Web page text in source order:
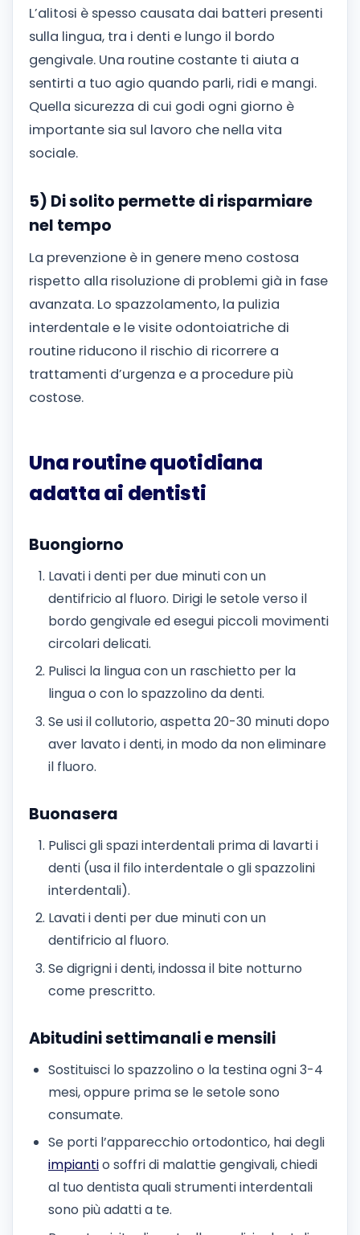
L’alitosi è spesso causata dai batteri presenti
sulla lingua, tra i denti e lungo il bordo
gengivale. Una routine costante ti aiuta a
sentirti a tuo agio quando parli, ridi e mangi.
Quella sicurezza di cui godi ogni giorno è
importante sia sul lavoro che nella vita
sociale.
5) Di solito permette di risparmiare
nel tempo
La prevenzione è in genere meno costosa
rispetto alla risoluzione di problemi già in fase
avanzata. Lo spazzolamento, la pulizia
interdentale e le visite odontoiatriche di
routine riducono il rischio di ricorrere a
trattamenti d’urgenza e a procedure più
costose.
Una routine quotidiana
adatta ai dentisti
Buongiorno
Lavati i denti per due minuti con un
dentifricio al fluoro. Dirigi le setole verso il
bordo gengivale ed esegui piccoli movimenti
circolari delicati.
Pulisci la lingua con un raschietto per la
lingua o con lo spazzolino da denti.
Se usi il collutorio, aspetta 20-30 minuti dopo
aver lavato i denti, in modo da non eliminare
il fluoro.
Buonasera
Pulisci gli spazi interdentali prima di lavarti i
denti (usa il filo interdentale o gli spazzolini
interdentali).
Lavati i denti per due minuti con un
dentifricio al fluoro.
Se digrigni i denti, indossa il bite notturno
come prescritto.
Abitudini settimanali e mensili
Sostituisci lo spazzolino o la testina ogni 3-4
mesi, oppure prima se le setole sono
consumate.
Se porti l’apparecchio ortodontico, hai degli
impiantio soffri di malattie gengivali, chiedi
al tuo dentista quali strumenti interdentali
sono più adatti a te.